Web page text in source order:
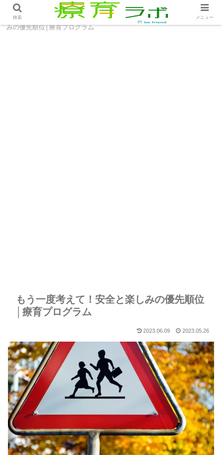
ホーム 療育プログラム
もう一度考えて！安全と楽し
みの優先順位│療育プログラム
もう一度考えて！安全と楽しみの優先順位
│療育プログラム
2023.06.09 2023.05.26
検索 メニュー